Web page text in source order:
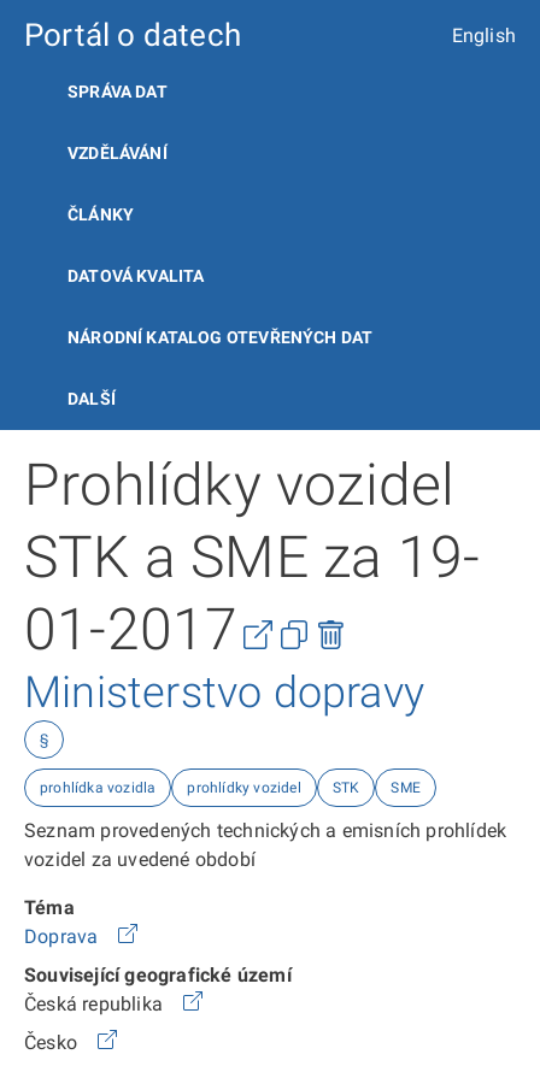
Portál o datech English
SPRÁVA DAT
VZDĚLÁVÁNÍ
ČLÁNKY
DATOVÁ KVALITA
NÁRODNÍ KATALOG OTEVŘENÝCH DAT
DALŠÍ
Prohlídky vozidel
STK a SME za 19-
01-2017
Ministerstvo dopravy
§
prohlídka vozidla prohlídky vozidel STK SME
Seznam provedených technických a emisních prohlídek
vozidel za uvedené období
Téma
Doprava
Související geografické území
Česká republika
Česko